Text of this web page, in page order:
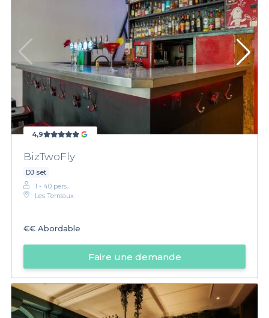
4,9
BizTwoFly
DJ set
1 - 40 pers.
Les Terreaux
€€ Abordable
Faire une demande